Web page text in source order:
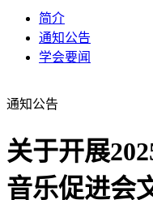
简介
通知公告
学会要闻
通知公告
关于开展
音乐促进会